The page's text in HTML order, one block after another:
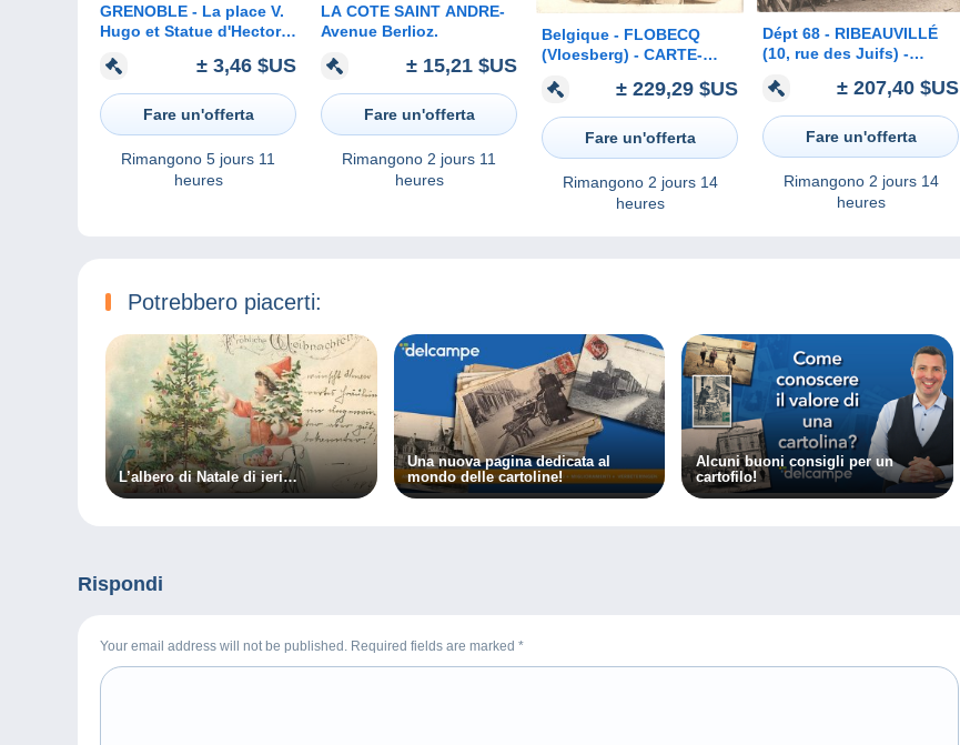
GRENOBLE - La place V.
Hugo et Statue d'Hector
± 3,46 $US
Fare un'offerta
Rimangono 5 jours 11
heures
LA COTE SAINT ANDRE-
Avenue Berlioz.
± 15,21 $US
Fare un'offerta
Rimangono 2 jours 11
heures
Belgique - FLOBECQ
(Vloesberg) - CARTE-
devanture CAFÉ
FLOBECQUOIS
± 229,29 $US
Fare un'offerta
Rimangono 2 jours 14
heures
Dépt 68 - RIBEAUVILLÉ
(10, rue des Juifs) -
MARÉCHAL-FERRANT (et
CHARRON) Auguste RIPP
± 207,40 $US
Fare un'offerta
Rimangono 2 jours 14
heures
Potrebbero piacerti:
L’albero di Natale di ieri…
Una nuova pagina dedicata al
mondo delle cartoline!
Alcuni buoni consigli per un
cartofilo!
Rispondi
Your email address will not be published. Required fields are marked *